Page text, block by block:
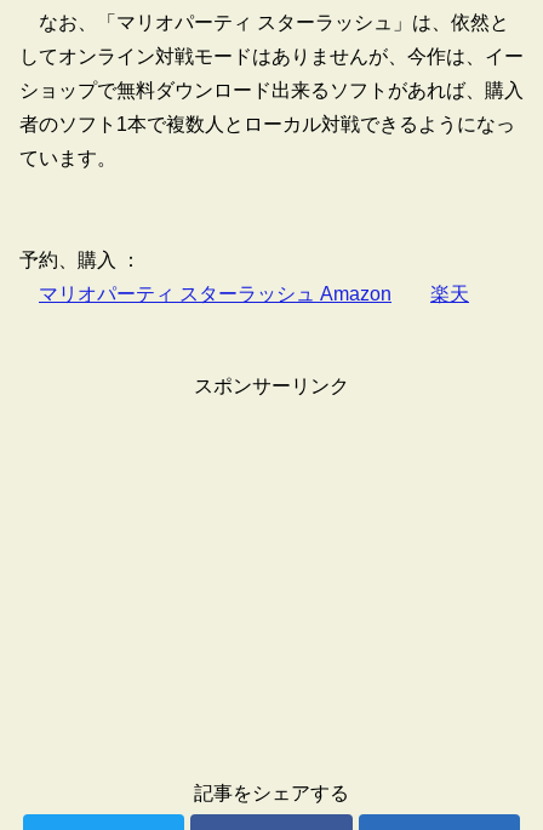
なお、「マリオパーティ スターラッシュ」は、依然と
してオンライン対戦モードはありませんが、今作は、イー
ショップで無料ダウンロード出来るソフトがあれば、購入
者のソフト1本で複数人とローカル対戦できるようになっ
ています。
予約、購入 ：
マリオパーティ スターラッシュ Amazon
楽天
スポンサーリンク
記事をシェアする